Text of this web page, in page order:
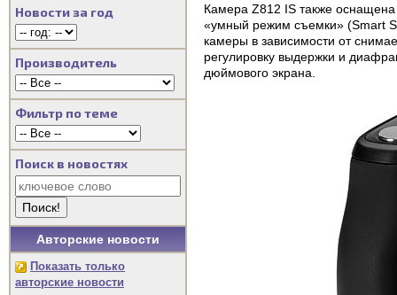
Новости за год
Производитель
Фильтр по теме
Поиск в новостях
Авторские новости
Показать только
авторские новости
Камера Z812 IS также
«умный режим съемки» (Smart
камеры в зависимости от
регулировку выдержки и
дюймового экрана.